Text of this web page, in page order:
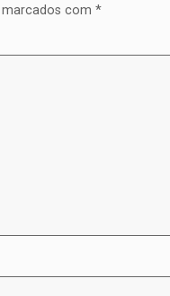
marcados com*